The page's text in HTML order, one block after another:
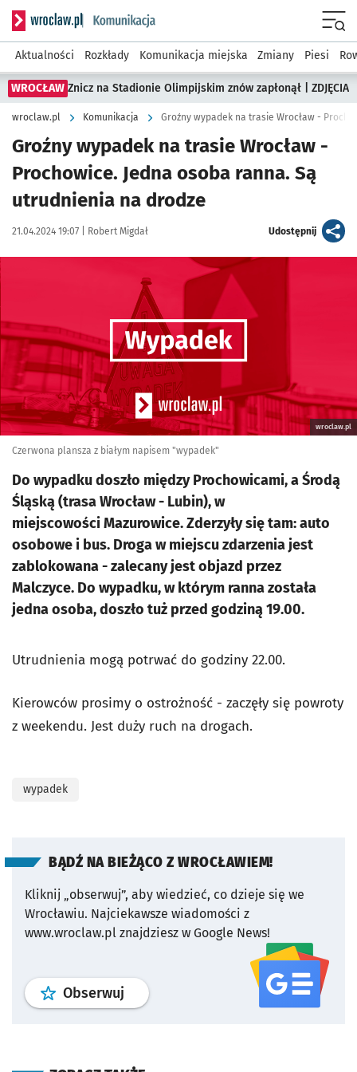
Serwis informacyjny wroclaw.pl podserwis: Komunikacja
Aktualności Rozkłady Komunikacja miejska Zmiany Piesi
WROCŁAW Znicz na Stadionie Olimpijskim znów zapłonął | ZDJĘCIA
wroclaw.pl Komunikacja
Groźny wypadek na trasie Wrocław -
Prochowice. Jedna osoba ranna. Są
utrudnienia na drodze
Data publikacji:
21.04.2024 19:07 | Autor:
Robert Migdał Udostępnijartykuł
Kliknij, aby powiększyć
wroclaw.pl
Czerwona plansza z białym napisem "wypadek"
Do wypadku doszło między Prochowicami, a Środą
Śląską (trasa Wrocław - Lubin), w
miejscowości Mazurowice. Zderzyły się tam: auto
osobowe i bus. Droga w miejscu zdarzenia jest
zablokowana - zalecany jest objazd przez
Malczyce. Do wypadku, w którym ranna została
jedna osoba, doszło tuż przed godziną 19.00.
Utrudnienia mogą potrwać do godziny 22.00.
Kierowców prosimy o ostrożność - zaczęły się powroty
z weekendu. Jest duży ruch na drogach.
wypadek
BĄDŹ NA BIEŻĄCO Z WROCŁAWIEM!
Kliknij „obserwuj”, aby wiedzieć, co dzieje się we
Wrocławiu. Najciekawsze wiadomości z
www.wroclaw.pl znajdziesz w Google News!
Obserwuj profil serwisu